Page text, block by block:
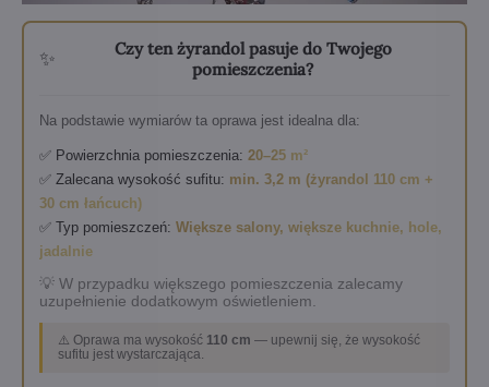
✨
Czy ten żyrandol pasuje do Twojego
pomieszczenia?
Na podstawie wymiarów ta oprawa jest idealna dla:
✅ Powierzchnia pomieszczenia: 20–25 m²
✅ Zalecana wysokość sufitu: min. 3,2 m (żyrandol 110 cm +
30 cm łańcuch)
✅ Typ pomieszczeń: Większe salony, większe kuchnie, hole,
jadalnie
💡 W przypadku większego pomieszczenia zalecamy
uzupełnienie dodatkowym oświetleniem.
⚠️ Oprawa ma wysokość 110 cm — upewnij się, że wysokość
sufitu jest wystarczająca.